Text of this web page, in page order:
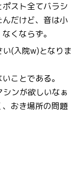
スト全てバラシ
だけど、音は小
くならず。
(入院w)となりま
ことである。
ンが欲しいなぁ
おき場所の問題